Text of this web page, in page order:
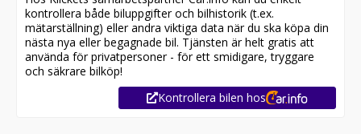
veckors gratis försäkring.
Kontakta oss redan idag!
Vi svarar snabbt via både samtal och meddelande.
Möjlighet till visning även kvällar & helger.
VARMT VÄLKOMNA TILL TÄBYS I SÄRKLASS
kontrollera både biluppgifter och bilhistorik (t.ex.
mätarställning) eller andra viktiga data när du ska köpa din
nästa nya eller begagnade bil. Tjänsten är helt gratis att
använda för privatpersoner - för ett smidigare, tryggare
och säkrare bilköp!
Kontrollera bilen hos